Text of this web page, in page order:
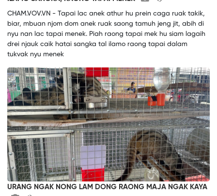
CHAM.VOV.VN - Tapai lac anek athur hu prein caga ruak takik,
biar, mbuan njom dom anek ruak saong tamuh jeng jit, abih di
nyu nan lac tapai menek. Piah raong tapai mek hu siam lagaih
drei njauk caik hatai sangka tal ilamo raong tapai dalam
tukvak nyu menek
URANG NGAK NONG LAM DONG RAONG MAJA NGAK KAYA